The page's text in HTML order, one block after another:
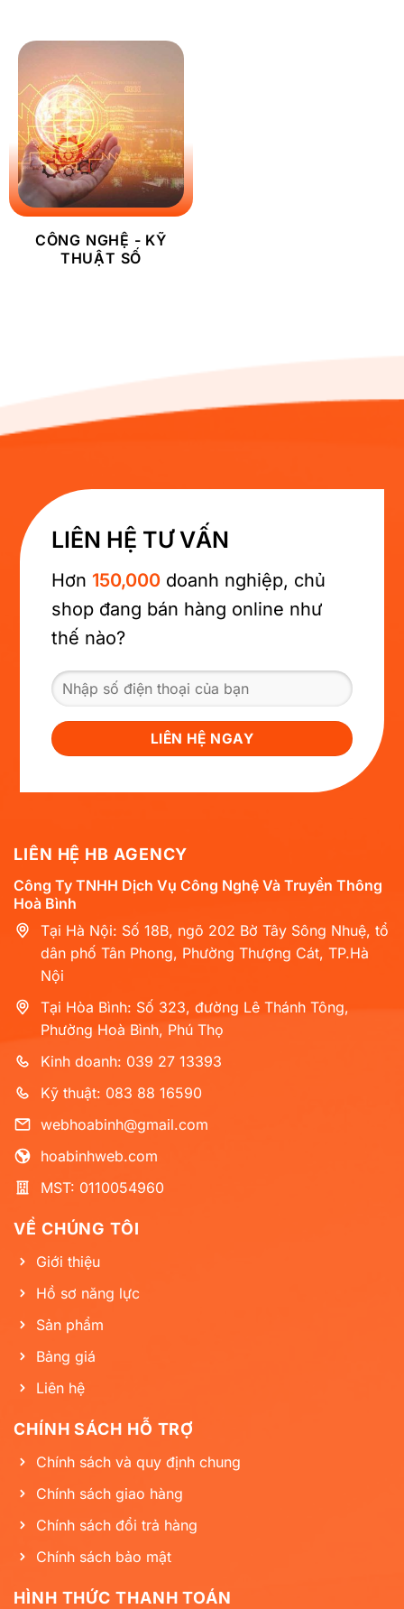
CÔNG NGHỆ - KỸ
THUẬT SỐ
LIÊN HỆ TƯ VẤN
Hơn 150,000 doanh nghiệp, chủ
shop đang bán hàng online như
thế nào?
LIÊN HỆ HB AGENCY
Công Ty TNHH Dịch Vụ Công Nghệ Và Truyền Thông
Hoà Bình
Tại Hà Nội: Số 18B, ngõ 202 Bờ Tây Sông Nhuệ, tổ
dân phố Tân Phong, Phường Thượng Cát, TP.Hà
Nội
Tại Hòa Bình: Số 323, đường Lê Thánh Tông,
Phường Hoà Bình, Phú Thọ
Kinh doanh: 039 27 13393
Kỹ thuật: 083 88 16590
webhoabinh@gmail.com
hoabinhweb.com
MST: 0110054960
VỀ CHÚNG TÔI
Giới thiệu
Hồ sơ năng lực
Sản phẩm
Bảng giá
Liên hệ
CHÍNH SÁCH HỖ TRỢ
Chính sách và quy định chung
Chính sách giao hàng
Chính sách đổi trả hàng
Chính sách bảo mật
HÌNH THỨC THANH TOÁN